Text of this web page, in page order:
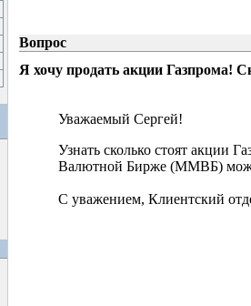
Вопрос
Я хочу продать акции Газпрома!
Уважаемый Сергей!
Узнать сколько стоят акции
Валютной Бирже (ММВБ)
С уважением, Клиентский